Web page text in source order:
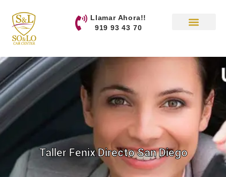
Llamar Ahora!!
919 93 43 70
Taller Fenix Directo San Diego